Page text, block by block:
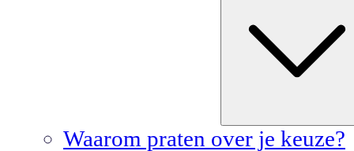
Waarom praten over je keuze?